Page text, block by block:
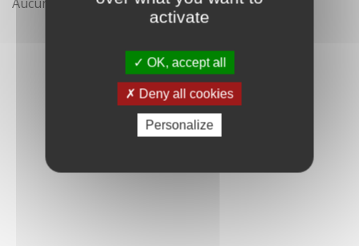
activate
OK, accept all
Deny all cookies
Personalize